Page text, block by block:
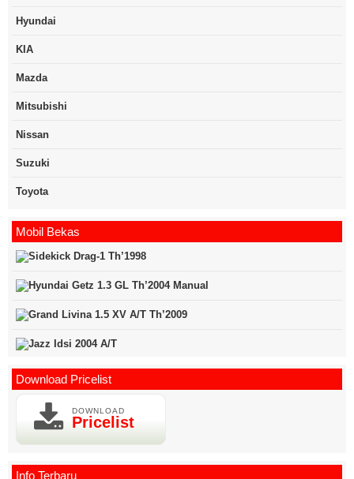
Hyundai
KIA
Mazda
Mitsubishi
Nissan
Suzuki
Toyota
Mobil Bekas
Download Pricelist
DOWNLOAD
Pricelist
Info Terbaru